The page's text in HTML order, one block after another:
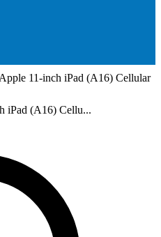
Apple 11-inch iPad (A16) Cellular
iPad (A16) Cellu...